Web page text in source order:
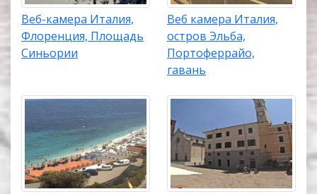
Веб-камера Италия,
Флоренция, Площадь
Синьории
Веб камера Италия,
остров Эльба,
Портоферрайо,
гавань